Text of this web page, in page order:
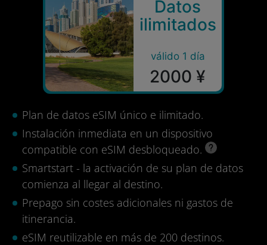
Datos
ilimitados
válido 1 día
2000 ¥
Plan de datos eSIM único e ilimitado.
Instalación inmediata en un dispositivo
compatible con eSIM desbloqueado.
Smartstart - la activación de su plan de datos
comienza al llegar al destino.
Prepago sin costes adicionales ni gastos de
itinerancia.
eSIM reutilizable en más de 200 destinos.